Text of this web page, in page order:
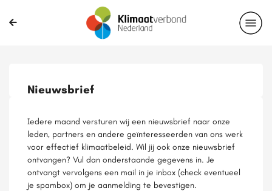
Nieuwsbrief
Iedere maand versturen wij een nieuwsbrief naar onze
leden, partners en andere geïnteresseerden van ons werk
voor effectief klimaatbeleid. Wil jij ook onze nieuwsbrief
ontvangen? Vul dan onderstaande gegevens in. Je
ontvangt vervolgens een mail in je inbox (check eventueel
je spambox) om je aanmelding te bevestigen.